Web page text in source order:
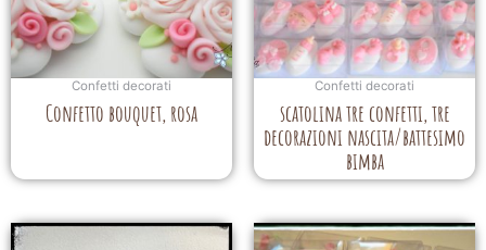
Confetti decorati
Confetto bouquet, rosa
Confetti decorati
scatolina tre confetti, tre
decorazioni nascita/battesimo
bimba